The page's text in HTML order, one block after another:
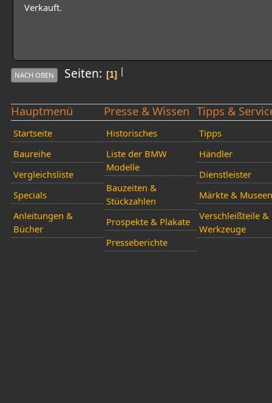
Verkauft.
|
NACH OBEN Seiten 1
Hauptmenü
Startseite
Baureihe
Vergleichsliste
Specials
Anleitungen &
Bücher
Presse & Wissen
Historisches
Liste der BMW
Modelle
Bauzeiten &
Stückzahlen
Prospekte & Plakate
Presseberichte
Tipps &
Tipps
Händler
Dienstleister
Märkte & Museen
Verschleißteile &
Werkzeuge